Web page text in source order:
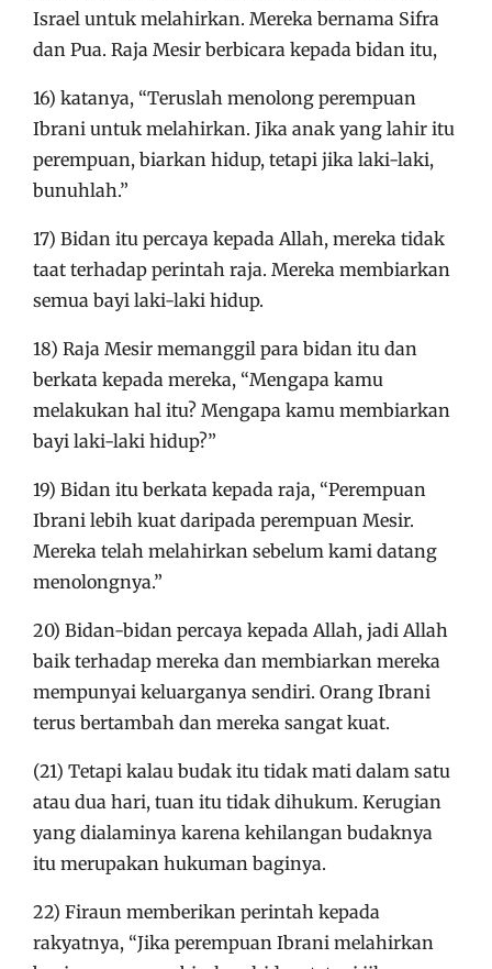
Israel untuk melahirkan. Mereka bernama Sifra
dan Pua. Raja Mesir berbicara kepada bidan itu,
16) katanya, “Teruslah menolong perempuan
Ibrani untuk melahirkan. Jika anak yang lahir itu
perempuan, biarkan hidup, tetapi jika laki-laki,
bunuhlah.”
17) Bidan itu percaya kepada Allah, mereka tidak
taat terhadap perintah raja. Mereka membiarkan
semua bayi laki-laki hidup.
18) Raja Mesir memanggil para bidan itu dan
berkata kepada mereka, “Mengapa kamu
melakukan hal itu? Mengapa kamu membiarkan
bayi laki-laki hidup?”
19) Bidan itu berkata kepada raja, “Perempuan
Ibrani lebih kuat daripada perempuan Mesir.
Mereka telah melahirkan sebelum kami datang
menolongnya.”
20) Bidan-bidan percaya kepada Allah, jadi Allah
baik terhadap mereka dan membiarkan mereka
mempunyai keluarganya sendiri. Orang Ibrani
terus bertambah dan mereka sangat kuat.
(21) Tetapi kalau budak itu tidak mati dalam satu
atau dua hari, tuan itu tidak dihukum. Kerugian
yang dialaminya karena kehilangan budaknya
itu merupakan hukuman baginya.
22) Firaun memberikan perintah kepada
rakyatnya, “Jika perempuan Ibrani melahirkan